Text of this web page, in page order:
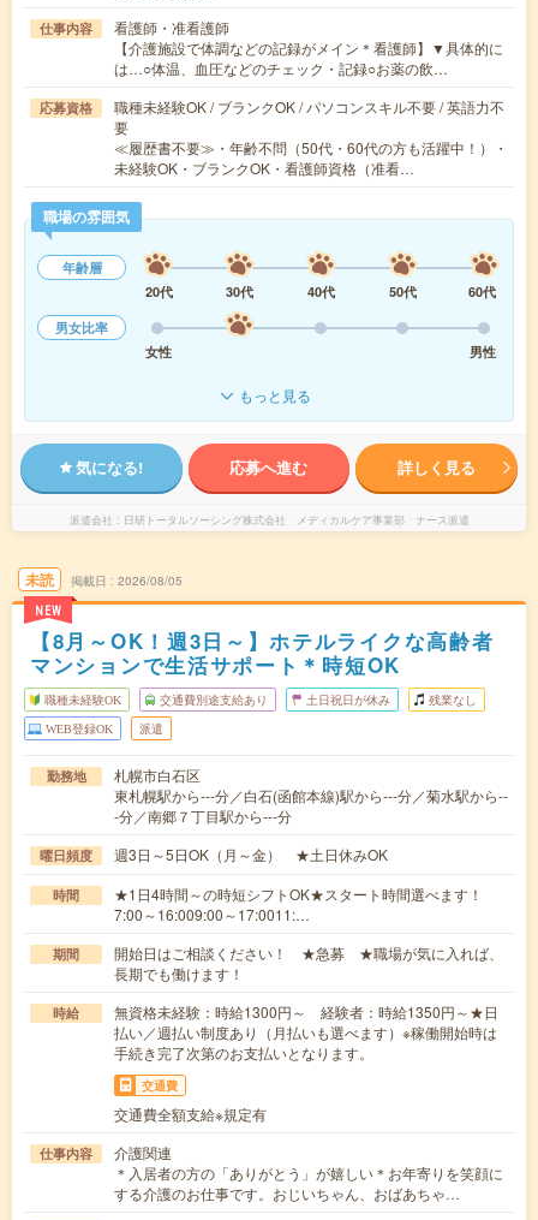
仕事内容
看護師・准看護師
【介護施設で体調などの記録がメイン＊看護師】▼具体的に
は…○体温、血圧などのチェック・記録○お薬の飲…
応募資格
職種未経験OK / ブランクOK / パソコンスキル不要 / 英語力不
要
≪履歴書不要≫・年齢不問（50代・60代の方も活躍中！）・
未経験OK・ブランクOK・看護師資格（准看…
職場の雰囲気
年齢層
20代
30代 40代 50代
60代
男女比率
女性
男性
もっと見る
気になる! 応募へ進む 詳しく見る
派遣会社 日研トータルソーシング株式会社 メディカルケア事業部 ナース派遣
未読
NEW
掲載日 2026/08/05
【8月～OK！週3日～】ホテルライクな高齢者
マンションで生活サポート＊時短OK
職種未経験OK 交通費別途支給あり 土日祝日が休み 残業なし
WEB登録OK 派遣
勤務地
札幌市白石区
東札幌駅から---分／白石(函館本線)駅から---分／菊水駅から--
-分／南郷７丁目駅から---分
曜日頻度 週3日～5日OK（月～金） ★土日休みOK
時間
★1日4時間～の時短シフトOK★スタート時間選べます！
7:00～16:009:00～17:0011:…
期間
開始日はご相談ください！ ★急募 ★職場が気に入れば、
長期でも働けます！
時給
無資格未経験：時給1300円～ 経験者：時給1350円～★日
払い／週払い制度あり（月払いも選べます）※稼働開始時は
手続き完了次第のお支払いとなります。
交通費
交通費全額支給※規定有
仕事内容
介護関連
＊入居者の方の「ありがとう」が嬉しい＊お年寄りを笑顔に
する介護のお仕事です。おじいちゃん、おばあちゃ…